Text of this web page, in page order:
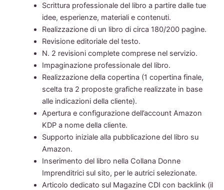
Scrittura professionale del libro a partire dalle tue
idee, esperienze, materiali e contenuti.
Realizzazione di un libro di circa 180/200 pagine.
Revisione editoriale del testo.
N. 2 revisioni complete comprese nel servizio.
Impaginazione professionale del libro.
Realizzazione della copertina (1 copertina finale,
scelta tra 2 proposte grafiche realizzate in base
alle indicazioni della cliente).
Apertura e configurazione dell’account Amazon
KDP a nome della cliente.
Supporto iniziale alla pubblicazione del libro su
Amazon.
Inserimento del libro nella Collana Donne
Imprenditrici sul sito, per le autrici selezionate.
Articolo dedicato sul Magazine CDI con backlink (il